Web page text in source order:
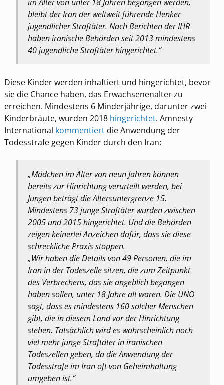
bleibt der Iran der weltweit führende Henker
jugendlicher Straftäter. Nach Berichten der IHR
haben iranische Behörden seit 2013 mindestens
40 jugendliche Straftäter hingerichtet.“
Diese Kinder werden inhaftiert und hingerichtet, bevor
sie die Chance haben, das Erwachsenenalter zu
erreichen. Mindestens 6 Minderjährige, darunter zwei
Kinderbräute, wurden 2018 hingerichtet. Amnesty
International kommentiertdie Anwendung der
Todesstrafe gegen Kinder durch den Iran:
„Mädchen im Alter von neun Jahren können
bereits zur Hinrichtung verurteilt werden, bei
Jungen beträgt die Altersuntergrenze 15.
Mindestens 73 junge Straftäter wurden zwischen
2005 und 2015 hingerichtet. Und die Behörden
zeigen keinerlei Anzeichen dafür, dass sie diese
schreckliche Praxis stoppen.
„Wir haben die Details von 49 Personen, die im
Iran in der Todeszelle sitzen, die zum Zeitpunkt
des Verbrechens, das sie angeblich begangen
haben sollen, unter 18 Jahre alt waren. Die UNO
sagt, dass es mindestens 160 solcher Menschen
gibt, die in diesem Land vor der Hinrichtung
stehen. Tatsächlich wird es wahrscheinlich noch
viel mehr junge Straftäter in iranischen
Todeszellen geben, da die Anwendung der
Todesstrafe im Iran oft von Geheimhaltung
umgeben ist.“